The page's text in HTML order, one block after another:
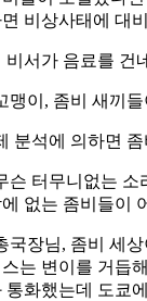
비상사태에 대
비서가 음료를 건
맹이, 좀비 새끼
분석에 의하면
슨 터무니없는 소
없는 좀비들이
국장님, 좀비 세
는 변이를 거듭
통화했는데 도쿄